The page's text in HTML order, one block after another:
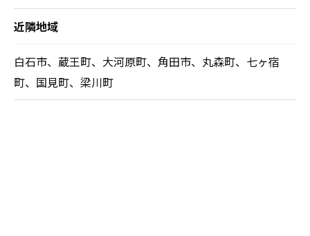
近隣地域
白石市、蔵王町、大河原町、角田市、丸森町、七ヶ宿
町、国見町、梁川町